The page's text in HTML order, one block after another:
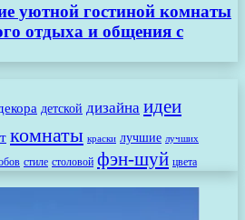
уютной гостиной комнаты
отдыха и общения с
детской дизайна идеи
комнаты краски лучшие лучших
стиле столовой фэн-шуй цвета